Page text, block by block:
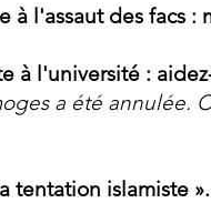
à l'assaut des facs
à l'université :
a été annulée.
tentation islamiste ».